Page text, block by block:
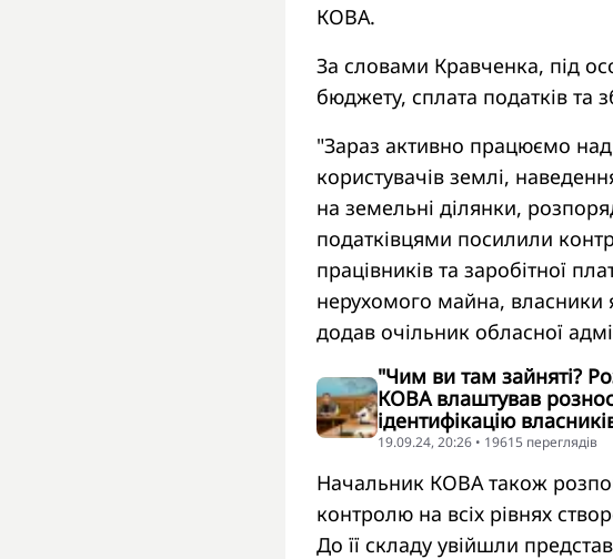
КОВА.
За словами Кравченка, під
бюджету, сплата податків та
"Зараз активно працюємо
користувачів землі,
на земельні ділянки,
податківцями посилили
працівників та заробітної
нерухомого майна, власники
додав очільник обласної
"Чим ви там зайняті?
КОВА влаштував
ідентифікацію
19.09.24, 20:26 • 19615 переглядiв
Начальник КОВА також
контролю на всіх рівнях
До її складу увійшли